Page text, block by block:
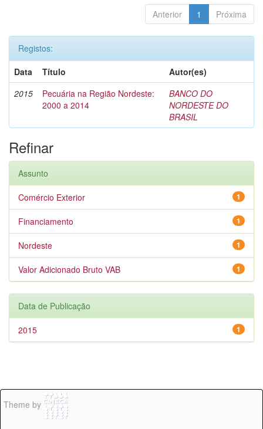
Anterior 1 Próxima
Registos:
Data
Título
Autor(es)
2015
Pecuária na Região Nordeste:
2000 a 2014
BANCO DO
NORDESTE DO
BRASIL
Refinar
Assunto
1
Comércio Exterior
1
Financiamento
1
Nordeste
1
Valor Adicionado Bruto VAB
Data de Publicação
1
2015
Theme by